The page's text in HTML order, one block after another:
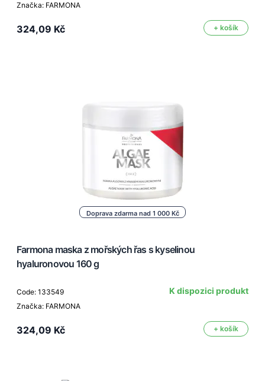
Značka: FARMONA
324,09 Kč + košík
Doprava zdarma nad 1 000 Kč
Farmona maska z mořských řas s kyselinou
hyaluronovou 160 g
Code: 133549
Značka: FARMONA
K dispozici produkt
324,09 Kč + košík